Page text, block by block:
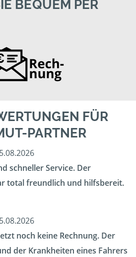
BEQUEM PER
FÜR
PARTNER
schneller Service. Der
total freundlich und hilfsbereit.
noch keine Rechnung. Der
der Krankheiten eines Fahrers